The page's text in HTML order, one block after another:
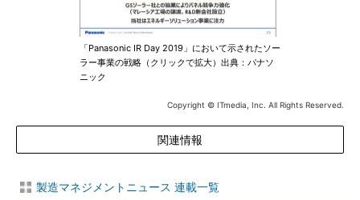
「Panasonic IR Day 2019」において示されたソー
ラー事業の戦略（クリックで拡大）出典：パナソ
ニック
Copyright © ITmedia, Inc. All Rights Reserved.
関連情報
製造マネジメントニュース 連載一覧